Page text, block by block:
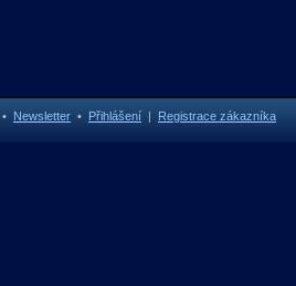
• Newsletter • Přihlášení | Registrace zákazníka